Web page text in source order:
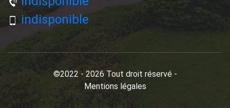
indisponible
©2022 - 2026 Tout droit réservé -
Mentions légales